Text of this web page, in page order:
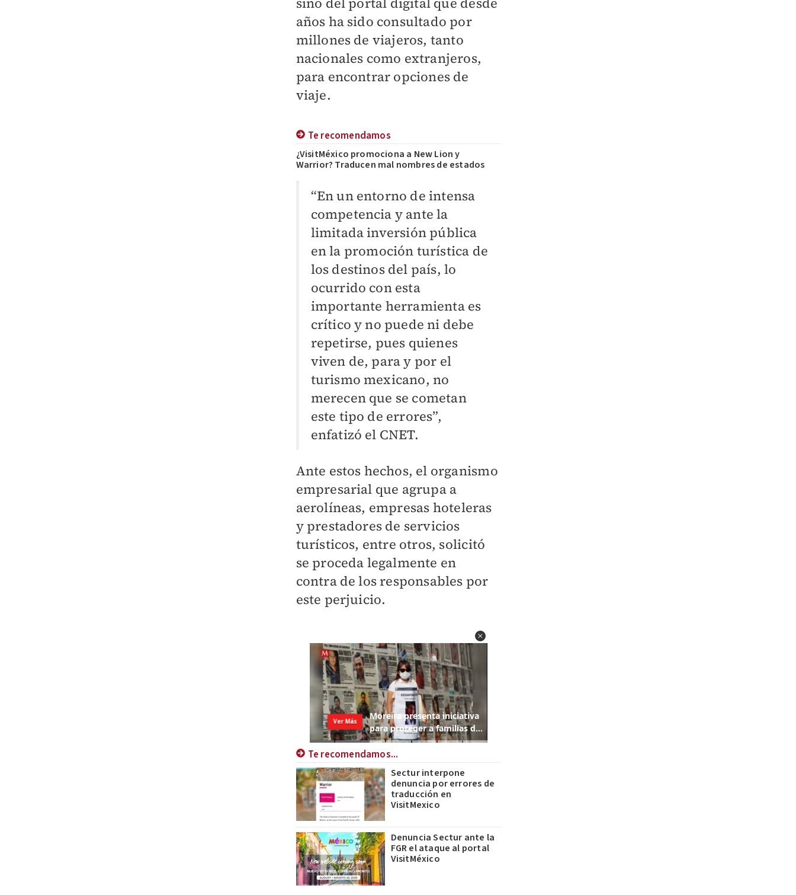
años ha sido consultado por
millones de viajeros, tanto
nacionales como extranjeros,
para encontrar opciones de
viaje.
Te recomendamos
¿VisitMéxico promociona a New Lion y
Warrior? Traducen mal nombres de estados
“En un entorno de intensa
competencia y ante la
limitada inversión pública
en la promoción turística de
los destinos del país, lo
ocurrido con esta
importante herramienta es
crítico y no puede ni debe
repetirse, pues quienes
viven de, para y por el
turismo mexicano, no
merecen que se cometan
este tipo de errores”,
enfatizó el CNET.
Ante estos hechos, el organismo
empresarial que agrupa a
aerolíneas, empresas hoteleras
y prestadores de servicios
turísticos, entre otros, solicitó
se proceda legalmente en
contra de los responsables por
este perjuicio.
Te recomendamos...
Sectur interpone
denuncia por errores de
traducción en
VisitMexico
Denuncia Sectur ante la
FGR el ataque al portal
VisitMéxico